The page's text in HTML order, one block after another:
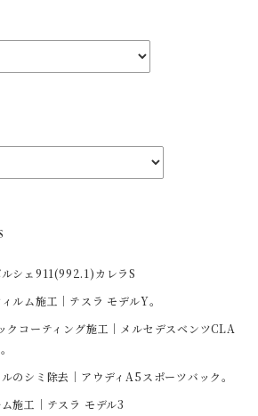
シェ911(992.1)カレラS
ルム施工｜テスラ モデルY。
クコーティング施工｜メルセデスベンツCLA
のシミ除去｜アウディA5スポーツバック。
施工｜テスラ モデル3